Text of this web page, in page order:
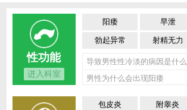
性功能
进入科室
阳痿 早泄
勃起异常 射精无力
导致男性性冷淡的病因是什么
男性为什么会出现阳痿
包皮炎 附睾炎